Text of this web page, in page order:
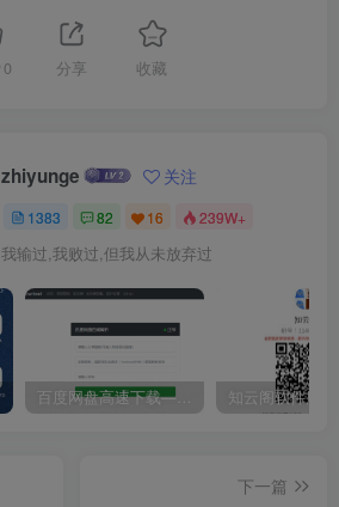
0 分享 收藏
zhiyunge 关注
1383 82 16 239W+
我输过,我败过,但我从未放弃过
百度网盘高速下载——解析站点汇总
下一篇